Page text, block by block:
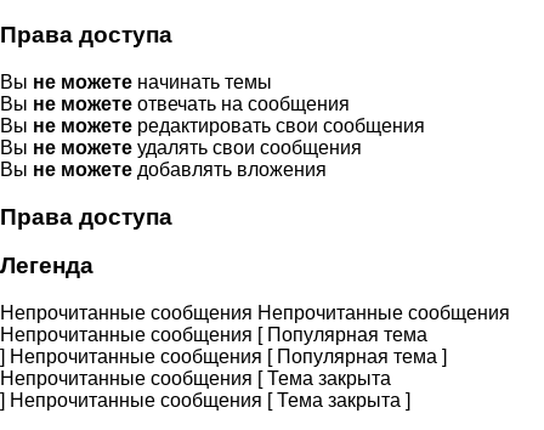
Права доступа
Вы не можете начинать темы
Вы не можете отвечать на сообщения
Вы не можете редактировать свои сообщения
Вы не можете удалять свои сообщения
Вы не можете добавлять вложения
Права доступа
Легенда
Непрочитанные сообщения Непрочитанные сообщения
Непрочитанные сообщения [ Популярная тема
] Непрочитанные сообщения [ Популярная тема ]
Непрочитанные сообщения [ Тема закрыта
] Непрочитанные сообщения [ Тема закрыта ]